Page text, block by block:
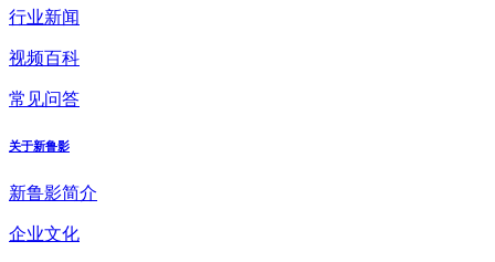
行业新闻
视频百科
常见问答
关于新鲁影
新鲁影简介
企业文化